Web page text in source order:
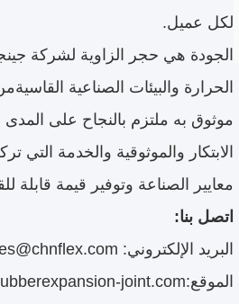
لكل عميل.
الجودة هي حجر الزاوية لشركة
الحرارة والبيئات الصناعية
موثوق به ملتزم بالنجاح على
الابتكار والموثوقية والخدمة التي
معايير الصناعة وتوفير قيمة قابلة
اتصل بنا:
البريد الإلكتروني: sales@chnflex.com
الموقع:joint.com